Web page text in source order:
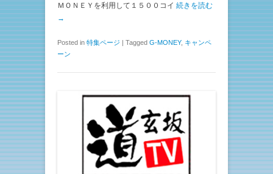
ＭＯＮＥＹを利用して１５００コイ 続きを読む
→
Posted in 特集ページ | Tagged G-MONEY, キャンペ
ーン